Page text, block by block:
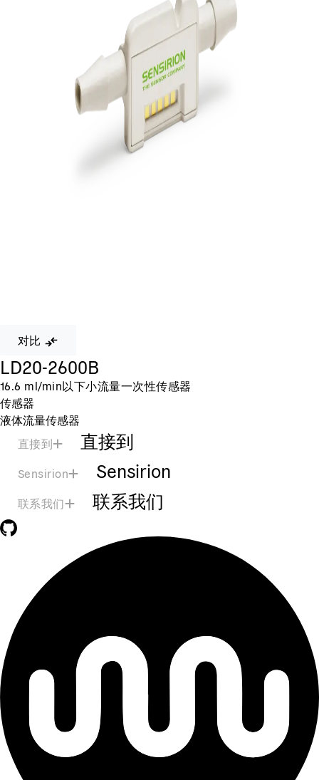
对比
LD20-2600B
16.6 ml/min以下小流量一次性传感器
传感器
液体流量传感器
直接到
直接到
Sensirion Sensirion
联系我们 联系我们